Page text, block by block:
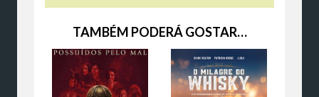
TAMBÉM PODERÁ GOSTAR…